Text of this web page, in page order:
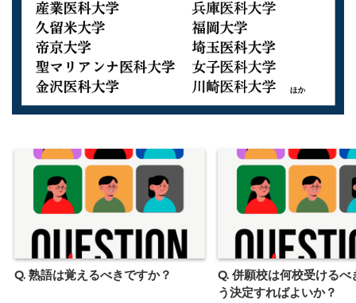
Q. 熟語は覚えるべきですか？
Q. 併願校は何校受けるべ
う決定すればよいか？